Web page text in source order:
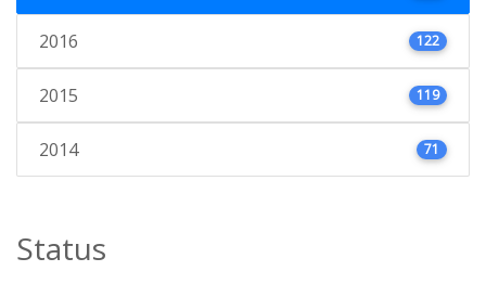
2016 122
2015 119
2014 71
Status